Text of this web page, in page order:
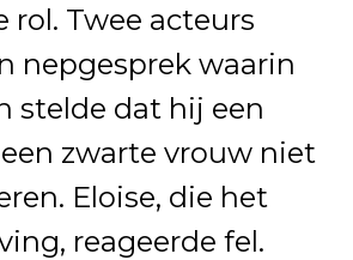
Twee acteurs
nepgesprek waarin
stelde dat hij een
zwarte vrouw niet
Eloise, die het
reageerde fel.